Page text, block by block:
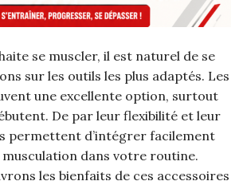
se muscler, il est naturel de se
sur les outils les plus adaptés. Les
une excellente option, surtout
De par leur flexibilité et leur
permettent d’intégrer facilement
musculation dans votre routine.
les bienfaits de ces accessoires